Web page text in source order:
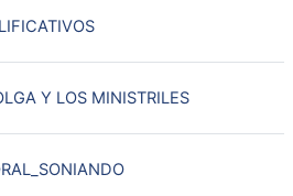
URL
Y LOS MINISTRILESURL